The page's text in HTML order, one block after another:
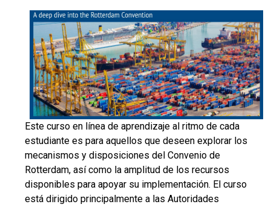
Este curso en línea de aprendizaje al ritmo de cada
estudiante es para aquellos que deseen explorar los
mecanismos y disposiciones del Convenio de
Rotterdam, así como la amplitud de los recursos
disponibles para apoyar su implementación. El curso
está dirigido principalmente a las Autoridades